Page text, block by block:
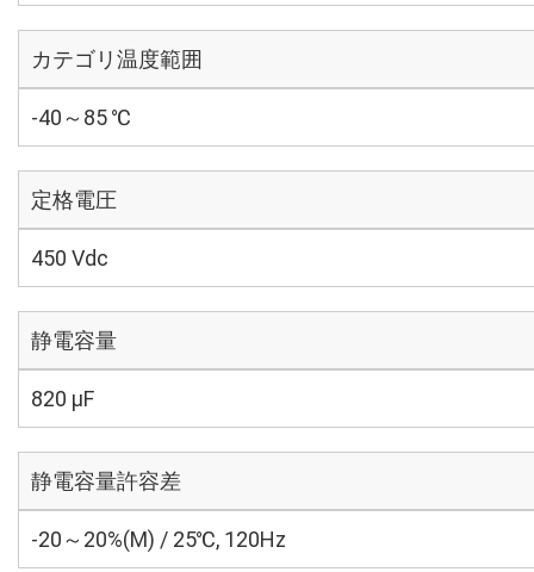
カテゴリ温度範囲
-40～85 ℃
定格電圧
450 Vdc
静電容量
820 µF
静電容量許容差
-20～20%(M) / 25℃, 120Hz